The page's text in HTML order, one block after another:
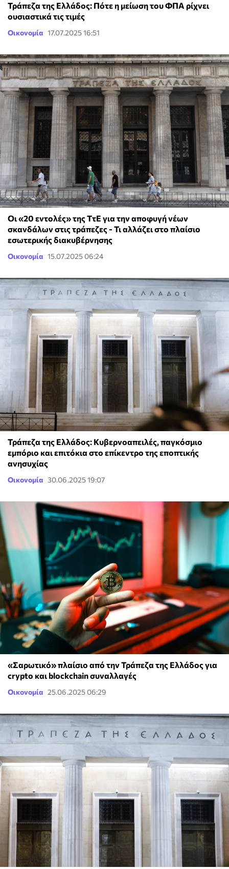
Τράπεζα της Ελλάδος: Πότε η μείωση του ΦΠΑ ρίχνει
ουσιαστικά τις τιμές
Οικονομία 17.07.2025 16:51
Οι «20 εντολές» της ΤτΕ για την αποφυγή νέων
σκανδάλων στις τράπεζες - Τι αλλάζει στο πλαίσιο
εσωτερικής διακυβέρνησης
Οικονομία 15.07.2025 06:24
Τράπεζα της Ελλάδος: Κυβερνοαπειλές, παγκόσμιο
εμπόριο και επιτόκια στο επίκεντρο της εποπτικής
ανησυχίας
Οικονομία 30.06.2025 19:07
«Σαρωτικό» πλαίσιο από την Τράπεζα της Ελλάδος για
crypto και blockchain συναλλαγές
Οικονομία 25.06.2025 06:29